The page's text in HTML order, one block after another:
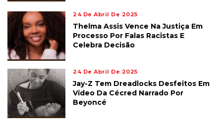
24 De Abril De 2025
Thelma Assis Vence Na Justiça Em
Processo Por Falas Racistas E
Celebra Decisão
24 De Abril De 2025
Jay-Z Tem Dreadlocks Desfeitos Em
Vídeo Da Cécred Narrado Por
Beyoncé